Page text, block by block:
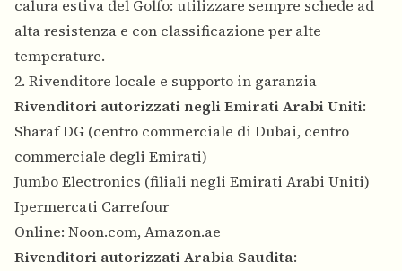
calura estiva del Golfo: utilizzare sempre schede ad
alta resistenza e con classificazione per alte
temperature.
2. Rivenditore locale e supporto in garanzia
Rivenditori autorizzati negli Emirati Arabi Uniti:
Sharaf DG (centro commerciale di Dubai, centro
commerciale degli Emirati)
Jumbo Electronics (filiali negli Emirati Arabi Uniti)
Ipermercati Carrefour
Online: Noon.com, Amazon.ae
Rivenditori autorizzati Arabia Saudita: